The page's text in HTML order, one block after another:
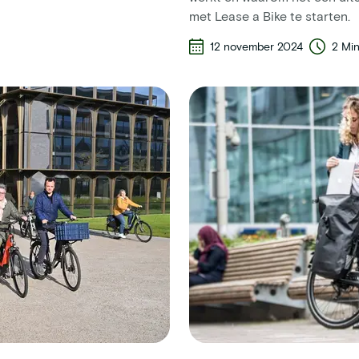
met Lease a Bike te starten.
12 november 2024 2